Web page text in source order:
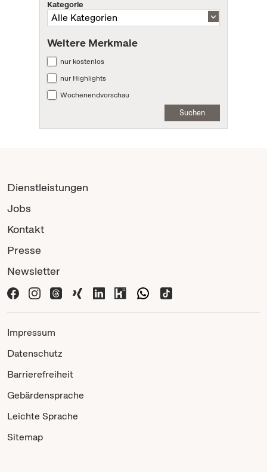
Kategorie
Weitere Merkmale
nur kostenlos
nur Highlights
Wochenendvorschau
Suchen
Dienstleistungen
Jobs
Kontakt
Presse
Newsletter
Impressum
Datenschutz
Barrierefreiheit
Gebärdensprache
Leichte Sprache
Sitemap